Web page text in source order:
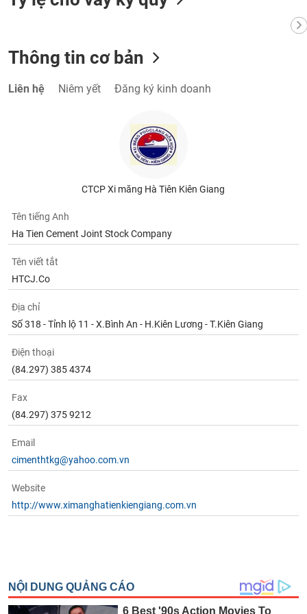
Thông tin cơ bản
Liên hệ Niêm yết Đăng ký kinh doanh
CTCP Xi măng Hà Tiên Kiên Giang
Tên tiếng Anh
Ha Tien Cement Joint Stock Company
Tên viết tắt
HTCJ.Co
Địa chỉ
Số 318 - Tỉnh lộ 11 - X.Bình An - H.Kiên Lương - T.Kiên Giang
Điện thoại
(84.297) 385 4374
Fax
(84.297) 375 9212
Email
cimenthtkg@yahoo.com.vn
Website
http://www.ximanghatienkiengiang.com.vn
VỤ
SẢN
chứng
(-)
Tất cả
Lãnh
đạo
(-)
Tất cả
tức
(-)
viết
Báo
cáo